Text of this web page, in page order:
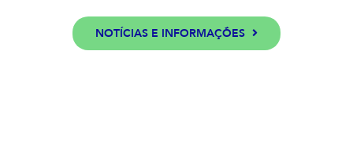
NOTÍCIAS E INFORMAÇÕES